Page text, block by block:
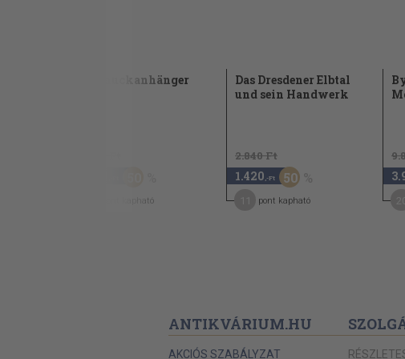
Schmuckanhänger
pont kapható
Das Dresdener Elbtal
und sein Handwerk
2.840 Ft
1.420 ,-Ft 50
pont kapható
ANTIKVÁRIUM.HU
AKCIÓS SZABÁLYZAT